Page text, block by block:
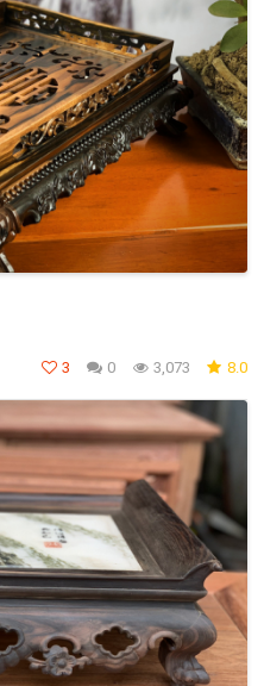
3 0 3,073 8.0